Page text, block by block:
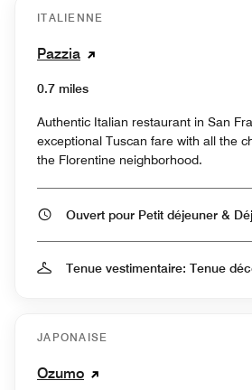
ITALIENNE
Pazzia
0.7 miles
Authentic Italian restaurant in San
exceptional Tuscan fare with all the
the Florentine neighborhood.
Tenue vestimentaire: Tenue
JAPONAISE
Ozumo